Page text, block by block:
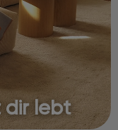
dir lebt